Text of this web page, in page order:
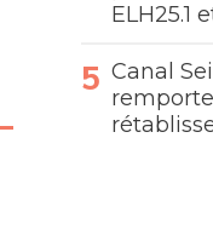
ELH25.1
Canal